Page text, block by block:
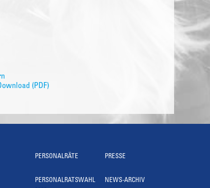
(PDF)
PERSONALRÄTE
PERSONALRATSWAHL
PRESSE
NEWS-ARCHIV